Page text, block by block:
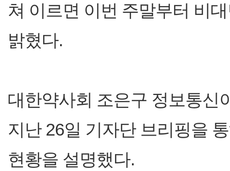
쳐 이르면 이번 주말부터 비
밝혔다.
대한약사회 조은구 정보통신
지난 26일 기자단 브리핑을
현황을 설명했다.